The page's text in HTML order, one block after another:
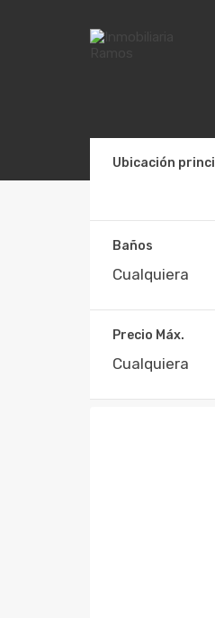
Ubicación
Baños
Precio Máx.
SE VENDE